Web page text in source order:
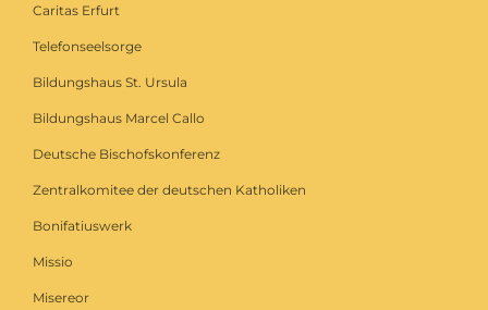
Caritas Erfurt
Telefonseelsorge
Bildungshaus St. Ursula
Bildungshaus Marcel Callo
Deutsche Bischofskonferenz
Zentralkomitee der deutschen Katholiken
Bonifatiuswerk
Missio
Misereor